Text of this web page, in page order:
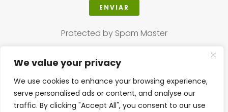
We value your privacy
We use cookies to enhance your browsing experience,
serve personalised ads or content, and analyse our
traffic. By clicking "Accept All", you consent to our use
Protected by Spam Master
Copyright © 2025The Herbal Shop CBO´oc
|Powered byFredy Rosales